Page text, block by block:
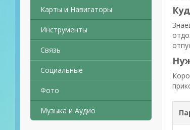
Карты и Навигаторы
Инструменты
Связь
Социальные
Фото
Музыка и Аудио